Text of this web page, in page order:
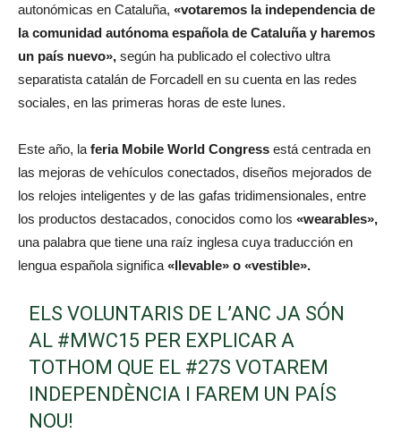
autonómicas en Cataluña, «votaremos la independencia de
la comunidad autónoma española de Cataluña y haremos
un país nuevo», según ha publicado el colectivo ultra
separatista catalán de Forcadell en su cuenta en las redes
sociales, en las primeras horas de este lunes.
Este año, la feria Mobile World Congress está centrada en
las mejoras de vehículos conectados, diseños mejorados de
los relojes inteligentes y de las gafas tridimensionales, entre
los productos destacados, conocidos como los «wearables»,
una palabra que tiene una raíz inglesa cuya traducción en
lengua española significa «llevable» o «vestible».
ELS VOLUNTARIS DE L’ANC JA SÓN
AL #MWC15 PER EXPLICAR A
TOTHOM QUE EL #27S VOTAREM
INDEPENDÈNCIA I FAREM UN PAÍS
NOU!